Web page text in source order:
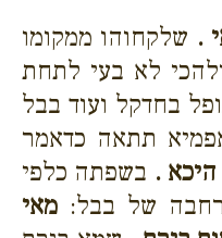
. שלקחוהו ממקומו
לא בעי לתחת
בחדקל ועוד בבל
תתאה כדאמר
. בשפתה כלפי
של בבל: מאי